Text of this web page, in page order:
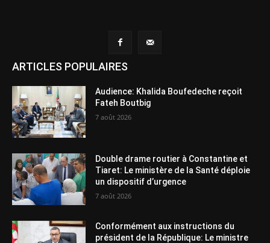
ARTICLES POPULAIRES
Audience: Khalida Boufedeche reçoit
Fateh Boutbig
7 août 2026
Double drame routier à Constantine et
Tiaret: Le ministère de la Santé déploie
un dispositif d’urgence
7 août 2026
Conformément aux instructions du
président de la République: Le ministre